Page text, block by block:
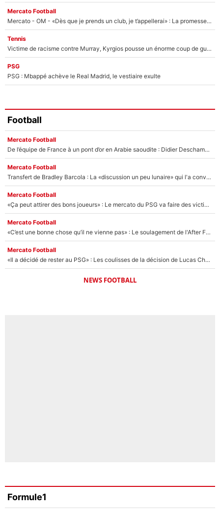
Mercato Football
Mercato - OM - «Dès que je prends un club, je t’appellerai» : La promesse de Marcelino au moment de claquer la porte
Tennis
Victime de racisme contre Murray, Kyrgios pousse un énorme coup de gueule !
PSG
PSG : Mbappé achève le Real Madrid, le vestiaire exulte
Football
Mercato Football
De l’équipe de France à un pont d’or en Arabie saoudite : Didier Deschamps a donné sa réponse !
Mercato Football
Transfert de Bradley Barcola : La «discussion un peu lunaire» qui l'a convaincu de quitter le PSG, son entourage est pointé du doigt
Mercato Football
«Ça peut attirer des bons joueurs» : Le mercato du PSG va faire des victimes dans l'effectif de Luis Enrique ?
Mercato Football
«C’est une bonne chose qu’il ne vienne pas» : Le soulagement de l'After Foot après le transfert avorté de Yan Diomandé au PSG
Mercato Football
«Il a décidé de rester au PSG» : Les coulisses de la décision de Lucas Chevalier pour son transfert
NEWS FOOTBALL
Formule1